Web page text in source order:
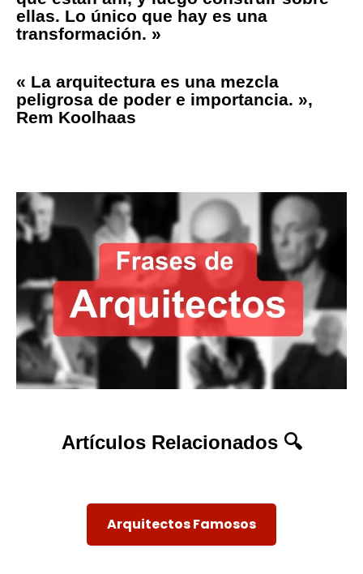
ellas. Lo único que hay es una
transformación. »
« La arquitectura es una mezcla
peligrosa de poder e importancia. »,
Rem Koolhaas
Artículos Relacionados 🔍
Arquitectos Famosos